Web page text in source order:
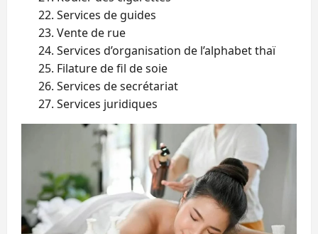
22. Services de guides
23. Vente de rue
24. Services d’organisation de l’alphabet thaï
25. Filature de fil de soie
26. Services de secrétariat
27. Services juridiques